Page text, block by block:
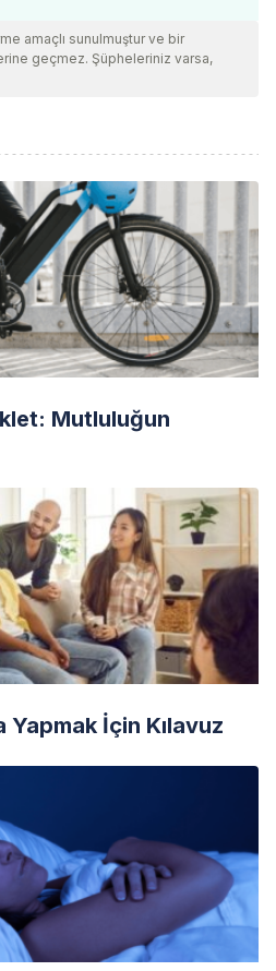
amaçlı sunulmuştur ve bir
geçmez. Şüpheleriniz varsa,
Mutluluğun
Yapmak İçin Kılavuz